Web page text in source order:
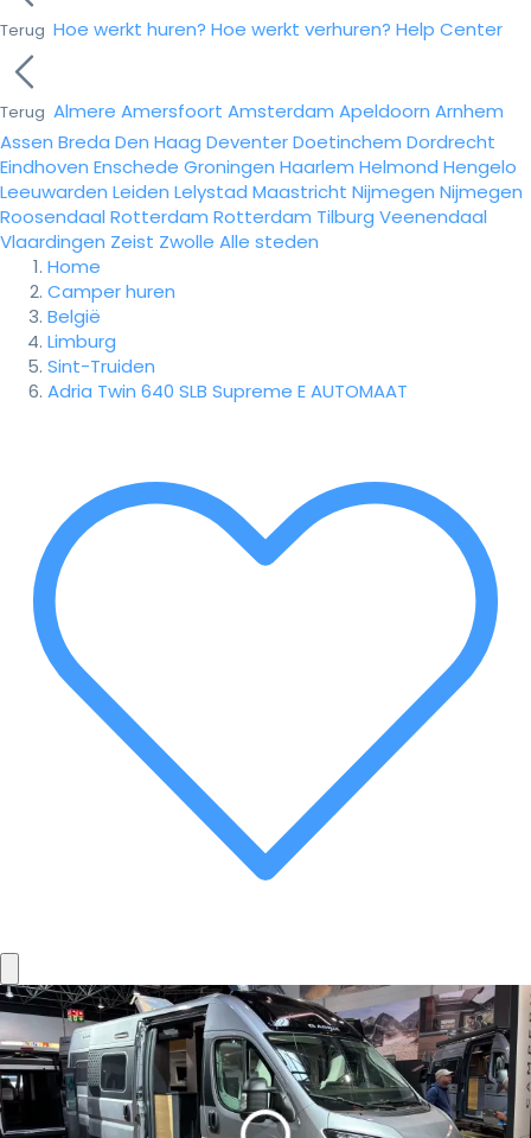
Terug Hoe werkt huren? Hoe werkt verhuren? Help Center
Terug Almere Amersfoort Amsterdam Apeldoorn Arnhem
Assen Breda Den Haag DeventerDoetinchem Dordrecht
Eindhoven Enschede Groningen Haarlem Helmond Hengelo
Leeuwarden Leiden Lelystad Maastricht Nijmegen Nijmegen
Roosendaal Rotterdam Rotterdam Tilburg Veenendaal
Vlaardingen Zeist Zwolle Alle steden
Home
Camper huren
België
Limburg
Sint-Truiden
Adria Twin 640 SLB Supreme E AUTOMAAT